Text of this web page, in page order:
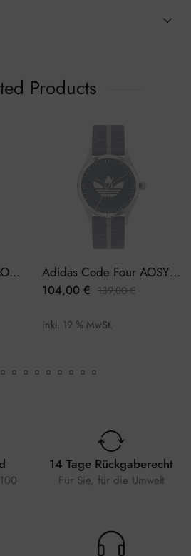
Products
Adidas Edition Three AOFH22508 Damenuhr Adidas Code Four AOSY23041 Herrenuhr
104,00 € 139,00€
inkl. 19 % MwSt.
14 Tage Rückgaberecht
Für Sie, für die Umwelt